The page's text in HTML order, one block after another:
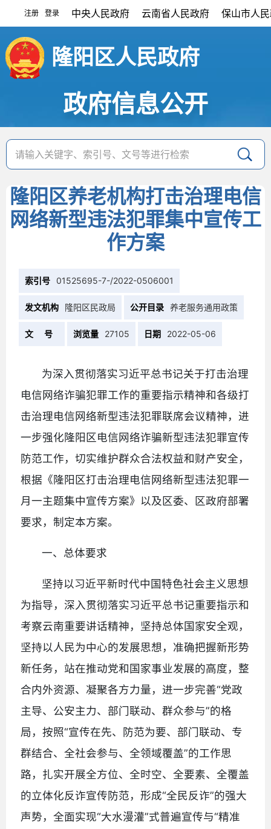
注册 登录 中央人民政府 云南省人民政府 保山市人
隆阳区人民政府
政府信息公开
隆阳区养老机构打击治理电信
网络新型违法犯罪集中宣传工
作方案
索引号 01525695-7-/2022-0506001
发文机构 隆阳区民政局 公开目录 养老服务通用政策
文 号 浏览量 27105 日期 2022-05-06
为深入贯彻落实习近平总书记关于打击治理
电信网络诈骗犯罪工作的重要指示精神和各级打
击治理电信网络新型违法犯罪联席会议精神，进
一步强化隆阳区电信网络诈骗新型违法犯罪宣传
防范工作，切实维护群众合法权益和财产安全，
根据《隆阳区打击治理电信网络新型违法犯罪一
月一主题集中宣传方案》以及区委、区政府部署
要求，制定本方案。
一、总体要求
坚持以习近平新时代中国特色社会主义思想
为指导，深入贯彻落实习近平总书记重要指示和
考察云南重要讲话精神，坚持总体国家安全观，
坚持以人民为中心的发展思想，准确把握新形势
新任务，站在推动党和国家事业发展的高度，整
合内外资源、凝聚各方力量，进一步完善“党政
主导、公安主力、部门联动、群众参与”的格
局，按照“宣传在先、防范为要、部门联动、专
群结合、全社会参与、全领域覆盖”的工作思
路，扎实开展全方位、全时空、全要素、全覆盖
的立体化反诈宣传防范，形成“全民反诈”的强大
声势，全面实现“大水漫灌”式普遍宣传与“精准